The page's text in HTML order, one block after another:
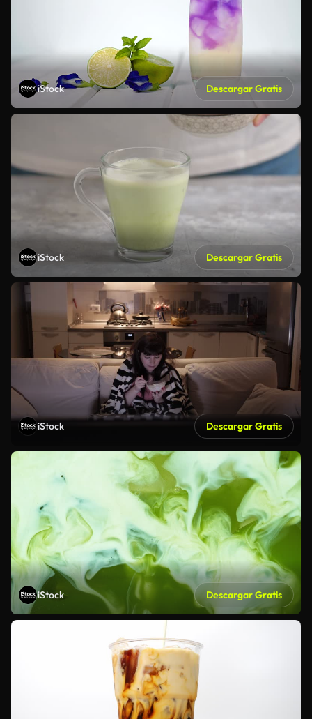
iStock Descargar Gratis
iStock Descargar Gratis
iStock Descargar Gratis
iStock Descargar Gratis